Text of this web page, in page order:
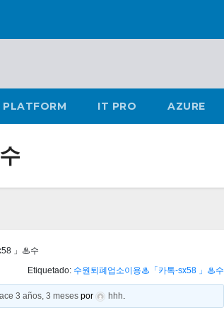
PLATFORM IT PRO AZURE
」♨수
Etiquetado: 수원퇴폐업소이용♨「카톡-sx58 」♨수
3 años, 3 meses por hhh.